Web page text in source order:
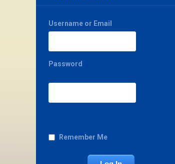
Username or Email
Password
Remember Me